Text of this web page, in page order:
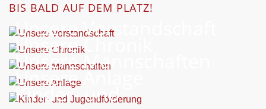
BIS BALD AUF DEM PLATZ!
Unsere Vorstandschaft
Unsere Chronik
Unsere Mannschaften
Unsere Anlage
Kinder- und